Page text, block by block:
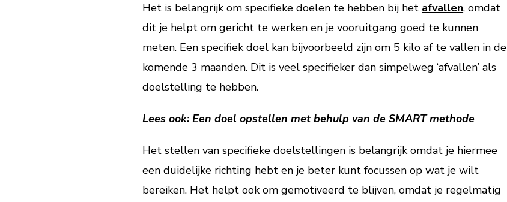
Het is belangrijk om specifieke doelen te hebben bij het afvallen, omdat
dit je helpt om gericht te werken en je vooruitgang goed te kunnen
meten. Een specifiek doel kan bijvoorbeeld zijn om 5 kilo af te vallen in de
komende 3 maanden. Dit is veel specifieker dan simpelweg ‘afvallen’ als
doelstelling te hebben.
Lees ook:Een doel opstellen met behulp van de SMART methode
Het stellen van specifieke doelstellingen is belangrijk omdat je hiermee
een duidelijke richting hebt en je beter kunt focussen op wat je wilt
bereiken. Het helpt ook om gemotiveerd te blijven, omdat je regelmatig